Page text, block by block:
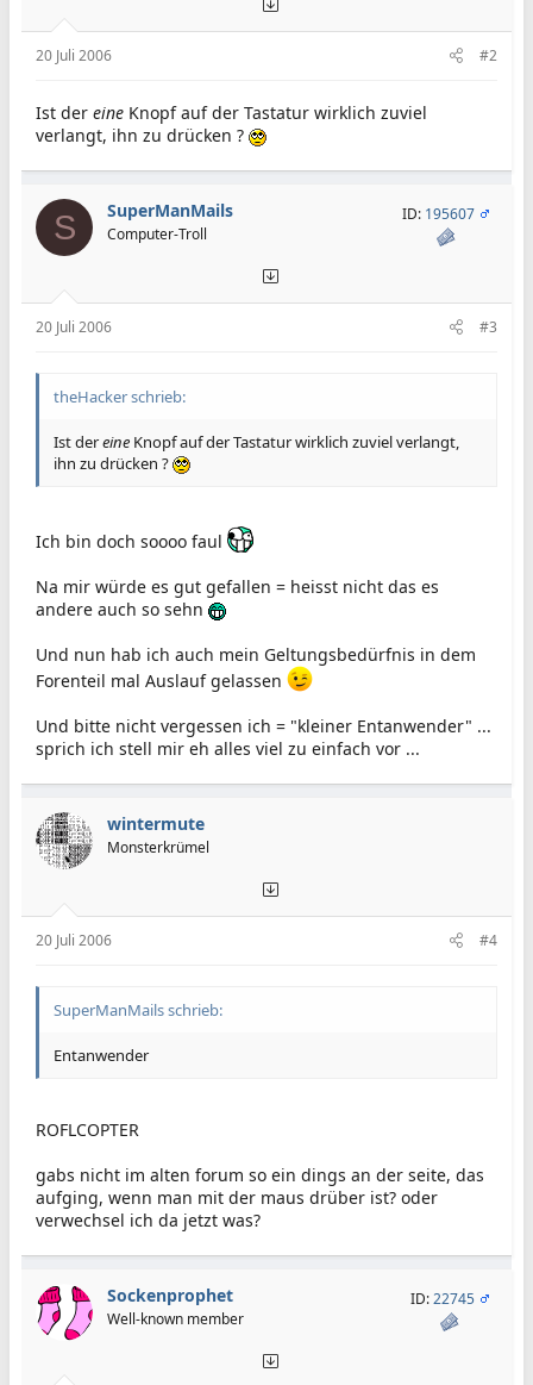
20 Juli 2006 #2
Ist der eine Knopf auf der Tastatur wirklich zuviel
verlangt, ihn zu drücken ?
S SuperManMails
Computer-Troll
ID: 195607
20 Juli 2006 #3
theHacker schrieb:
Ist dereine Knopf auf der Tastatur wirklich zuviel verlangt,
ihn zu drücken ?
Ich bin doch soooo faul
Na mir würde es gut gefallen = heisst nicht das es
andere auch so sehn
Und nun hab ich auch mein Geltungsbedürfnis in dem
Forenteil mal Auslauf gelassen
Und bitte nicht vergessen ich = "kleiner Entanwender" ...
sprich ich stell mir eh alles viel zu einfach vor ...
wintermute
Monsterkrümel
20 Juli 2006 #4
SuperManMails schrieb:
Entanwender
ROFLCOPTER
gabs nicht im alten forum so ein dings an der seite, das
aufging, wenn man mit der maus drüber ist? oder
verwechsel ich da jetzt was?
Sockenprophet
Well-known member
ID:22745